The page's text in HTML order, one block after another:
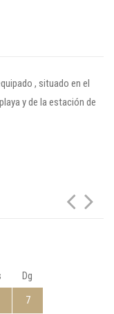
, situado en el
y de la estación de
Dg
7